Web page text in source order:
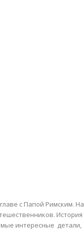
c Папой Римским. На
История
интересные детали,